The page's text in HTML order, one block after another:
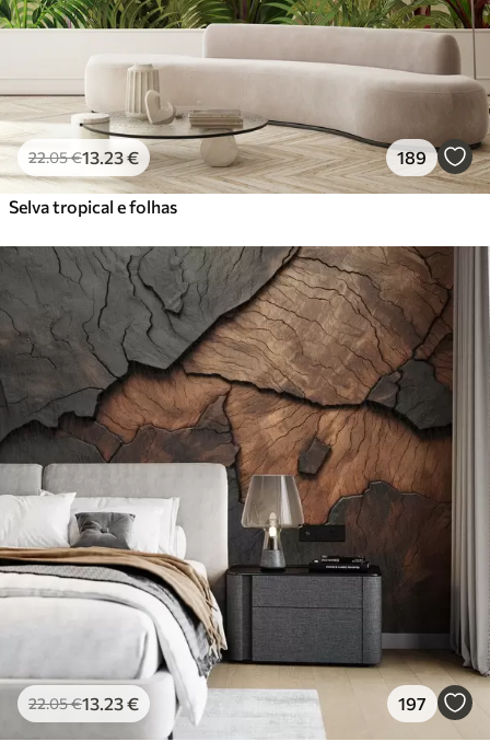
22.05€13 .23€ 189
Selva tropical e folhas
22.05€13 .23€ 197